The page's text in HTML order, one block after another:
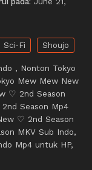
Sci-Fi Shoujo
, Nonton Tokyo
Mew Mew New
♡ 2nd Season
Season Mp4
♡ 2nd Season
MKV Sub Indo,
Mp4 untuk HP,